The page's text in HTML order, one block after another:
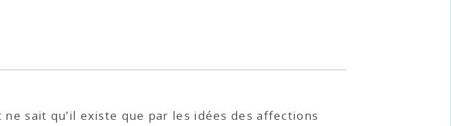
sait qu’il existe que par les idées des affections